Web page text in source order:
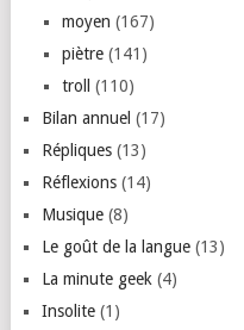
moyen (167)
piètre(141)
troll
(110)
Bilan annuel (17)
Répliques(13)
Réflexions(14)
Musique(8)
Le goût de la langue(13)
La minute geek (4)
Insolite(1)